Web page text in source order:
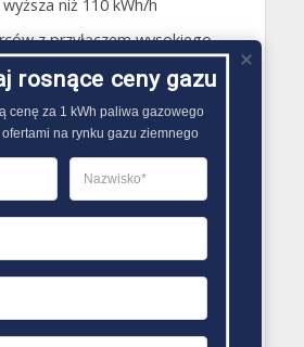
niż 110 kWh/h
z przyłączem wysokiego
gazu ziemnego w Polsce
poniżej 110 kWh/h
tym artykułem przybliżyliśmy
potencjał Polskiej Spółki
na stronie PSG.
rosnące ceny gazu
cenę za 1 kWh paliwa gazowego
na rynku gazu ziemnego